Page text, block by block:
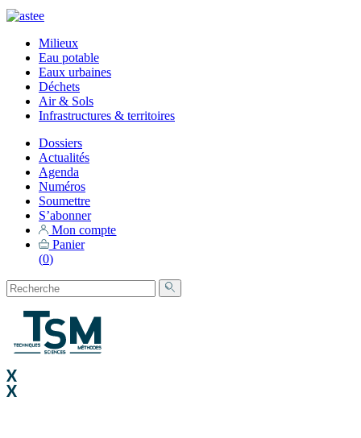
Milieux
Eau potable
Eaux urbaines
Déchets
Air & Sols
Infrastructures & territoires
Dossiers
Actualités
Agenda
Numéros
Soumettre
S’abonner
Mon compte
Panier
(0)